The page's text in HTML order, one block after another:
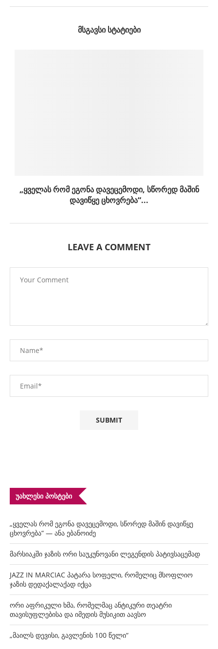
ᲛᲡᲒᲐᲕᲡᲘ ᲡᲢᲐᲢᲘᲔᲑᲘ
„ყველას რომ ეგონა დავეცემოდი, სწორედ მაშინ
დავიწყე ცხოვრება“...
LEAVE A COMMENT
ᲣᲐᲮᲚᲔᲡᲘ ᲞᲝᲡᲢᲔᲑᲘ
„ყველას რომ ეგონა დავეცემოდი, სწორედ მაშინ დავიწყე
ცხოვრება“ — ანა ებანოიძე
მარსიაკში ჯაზის ორი საუკუნოვანი ლეგენდის პატივსაცემად
JAZZ IN MARCIAC პატარა სოფელი, რომელიც მსოფლიო
ჯაზის დედაქალაქად იქცა
ორი აფრიკული ხმა, რომელმაც ანტიკური თეატრი
თავისუფლებისა და იმედის მუსიკით აავსო
„მაილს დევისი, გავლენის 100 წელი“